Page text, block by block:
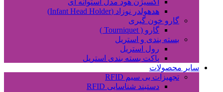
هدهولدر نوزاد (Infant Head Holder)
گارو خون گیری
گارو ( Tourniquet )
بسته بندی و استریل
رول استریل
پاکت بسته بندی استریل
سایر محصولات
تجهیزات بی سیم RFID
دستبند شناسایی RFID